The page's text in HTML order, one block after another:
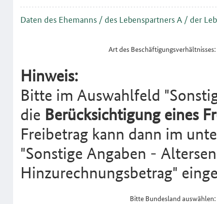
Daten des Ehemanns / des Lebenspartners A / der
Art des Beschäftigungsverhältnisses:
Hinweis:
Bitte im Auswahlfeld
die Berücksichtigung eines
Freibetrag kann dann im
"Sonstige Angaben -
Hinzurechnungsbetrag"
Bitte Bundesland auswählen: